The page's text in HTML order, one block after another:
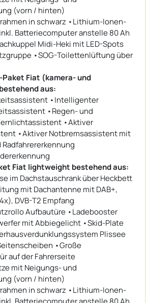
(vorn / hinten)
in schwarz •Lithium-Ionen-
Batteriecomputer anstelle 80 Ah
Midi-Heki mit LED-Spots
•SOG-Toilettenlüftung über
Fiat (kamera- und
aus:
•Intelligenter
•Regen- und
•Aktiver
•Aktiver Notbremsassistent mit
Fiat lightweight bestehend aus:
im Dachstauschrank über Heckbett
mit Dachantenne mit DAB+,
DVB-T2 Empfang
Aufbautüre •Ladebooster
mit Abbiegelicht •Skid-Plate
Plissee
•Große
auf der Fahrerseite
mit Neigungs- und
(vorn / hinten)
in schwarz •Lithium-Ionen-